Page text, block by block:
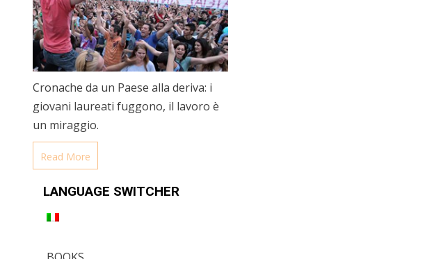
Cronache da un Paese alla deriva: i
giovani laureati fuggono, il lavoro è
un miraggio.
Read More
LANGUAGE SWITCHER